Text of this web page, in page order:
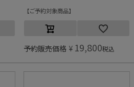
ご予約対象商品
予約販売価格 ¥ 19,800税込